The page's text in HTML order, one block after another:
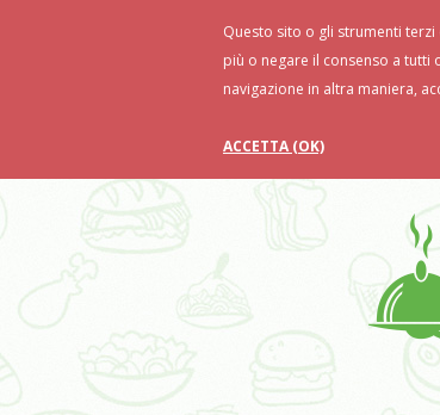
Ricette Food
Questo sito o gli strumenti
più o negare il consenso a tutti
navigazione in altra maniera,
ACCETTA (OK)